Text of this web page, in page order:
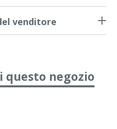
venditore
negozio